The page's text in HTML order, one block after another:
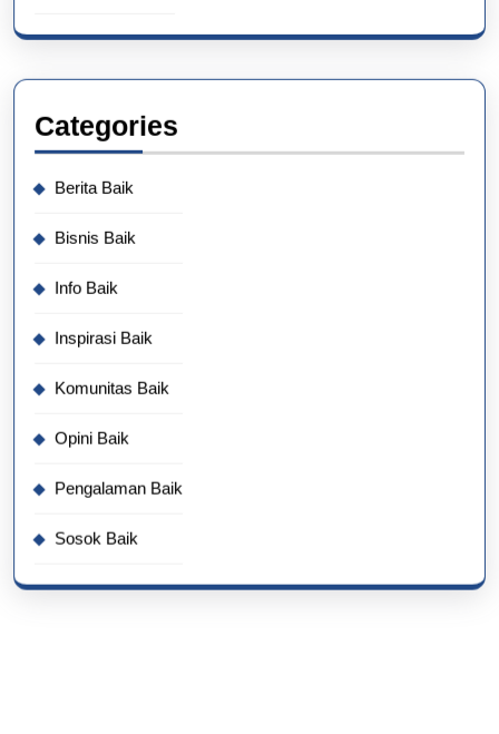
Categories
Berita Baik
Bisnis Baik
Info Baik
Inspirasi Baik
Komunitas Baik
Opini Baik
Pengalaman Baik
Sosok Baik